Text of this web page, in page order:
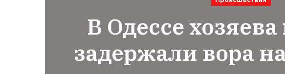
В Одессе
задержали вора